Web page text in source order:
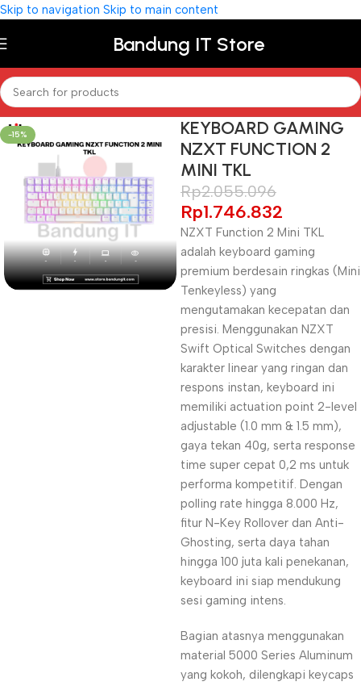
Skip to navigation Skip to main content
Bandung IT Store
-15%
KEYBOARD GAMING
NZXT FUNCTION 2
MINI TKL
Rp2.055.096
Rp1.746.832
NZXT Function 2 Mini TKL
adalah keyboard gaming
premium berdesain ringkas (Mini
Tenkeyless) yang
mengutamakan kecepatan dan
presisi. Menggunakan NZXT
Swift Optical Switches dengan
karakter linear yang ringan dan
respons instan, keyboard ini
memiliki actuation point 2-level
adjustable (1.0 mm & 1.5 mm),
gaya tekan 40g, serta response
time super cepat 0,2 ms untuk
performa kompetitif. Dengan
polling rate hingga 8.000 Hz,
fitur N-Key Rollover dan Anti-
Ghosting, serta daya tahan
hingga 100 juta kali penekanan,
keyboard ini siap mendukung
sesi gaming intens.
Bagian atasnya menggunakan
material 5000 Series Aluminum
yang kokoh, dilengkapi keycaps